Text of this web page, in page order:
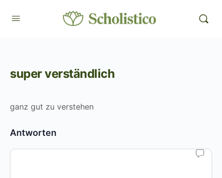
super verständlich
ganz gut zu verstehen
Antworten